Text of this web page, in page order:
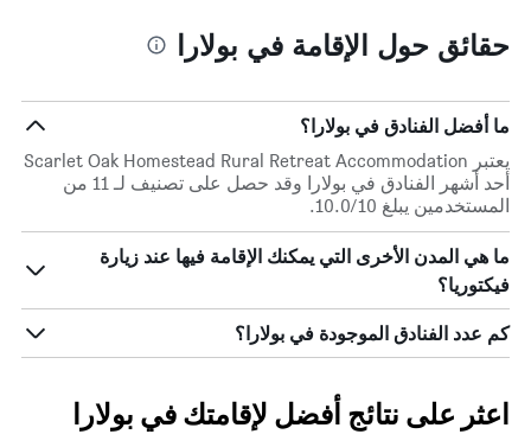
حقائق حول الإقامة في بولارا
ما أفضل الفنادق في بولارا؟
يعتبر Scarlet Oak Homestead Rural Retreat Accommodation
أحد أشهر الفنادق في بولارا وقد حصل على تصنيف لـ 11 من
المستخدمين يبلغ 10.0/10.
ما هي المدن الأخرى التي يمكنك الإقامة فيها عند زيارة
فيكتوريا؟
كم عدد الفنادق الموجودة في بولارا؟
اعثر على نتائج أفضل لإقامتك في بولارا